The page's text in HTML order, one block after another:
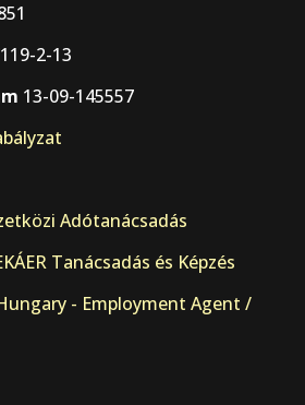
2-13
13-09-145557
Adótanácsadás
Tanácsadás és Képzés
- Employment Agent /